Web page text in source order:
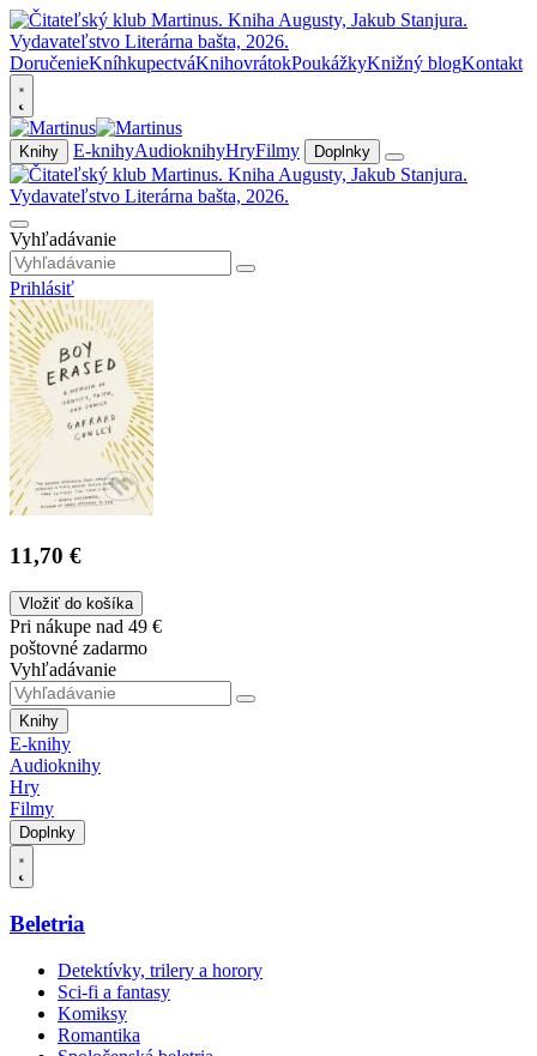
DoručenieKníhkupectváKnihovrátokPoukážkyKnižný blogKontakt
Knihy E-knihyAudioknihyHryFilmy Doplnky
Vyhľadávanie
Prihlásiť
11,70 €
Vložiť do košíka
Pri nákupe nad 49 €
poštovné zadarmo
Vyhľadávanie
Knihy
E-knihy
Audioknihy
Hry
Filmy
Doplnky
Beletria
Detektívky, trilery a horory
Sci-fi a fantasy
Komiksy
Romantika